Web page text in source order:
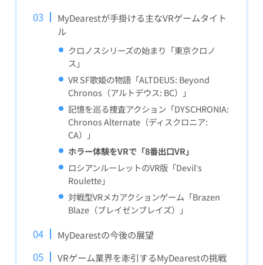
MyDearestが手掛ける主なVRゲームタイト
ル
クロノスシリーズの始まり「東京クロノ
ス」
VR SF歌姫の物語「ALTDEUS: Beyond
Chronos（アルトデウス: BC）」
記憶を巡る捜査アクション「DYSCHRONIA:
Chronos Alternate（ディスクロニア:
CA）」
ホラー体験をVRで「8番出口VR」
ロシアンルーレットのVR版「Devil’s
Roulette」
対戦型VRメカアクションゲーム「Brazen
Blaze（ブレイゼンブレイズ）」
MyDearestの今後の展望
VRゲーム業界を牽引するMyDearestの挑戦